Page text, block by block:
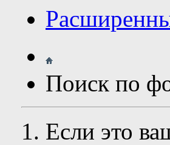
Поиск по
Если это